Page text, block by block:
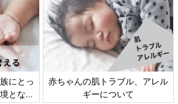
にとっ
となる
赤ちゃんの肌トラブル、アレル
ギーについて